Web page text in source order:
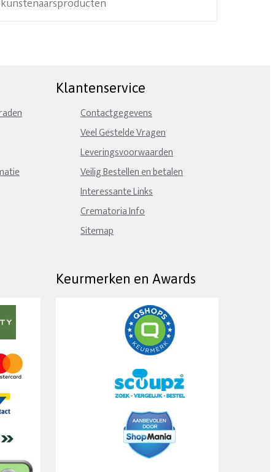
Klantenservice
Contactgegevens
Veel Gestelde Vragen
Leveringsvoorwaarden
Veilig Bestellen en betalen
Interessante Links
Crematoria Info
Sitemap
Keurmerken en Awards